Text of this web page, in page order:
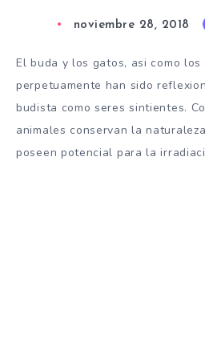
noviembre 28, 2018
El buda y los gatos, asi como
perpetuamente han sido
budista como seres sintientes.
animales conservan la
poseen potencial para la